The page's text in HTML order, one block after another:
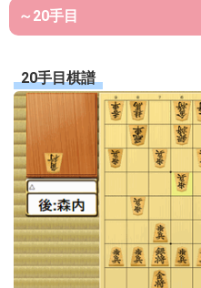
～20手目
20手目棋譜